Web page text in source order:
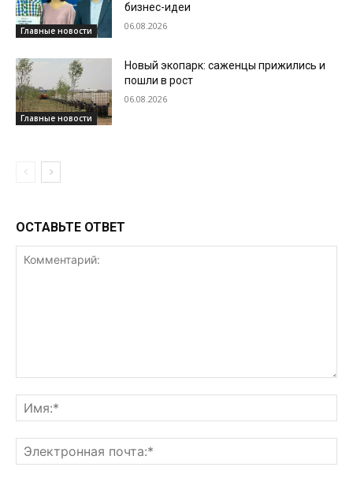
Главные новости
бизнес-идеи
06.08.2026
Главные новости
Новый экопарк: саженцы прижились и
пошли в рост
06.08.2026
ОСТАВЬТЕ ОТВЕТ